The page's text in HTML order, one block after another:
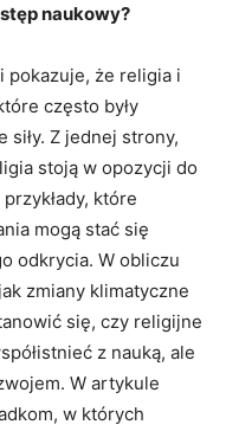
naukowy?
pokazuje, że religia i
często były
Z jednej strony,
stoją w opozycji do
które
mogą stać się
odkrycia. W obliczu
zmiany klimatyczne
się, czy religijne
z nauką, ale
W artykule
w których